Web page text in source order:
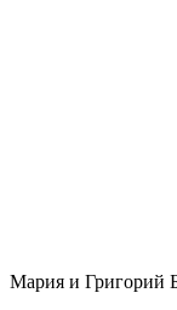
Мария и Григорий